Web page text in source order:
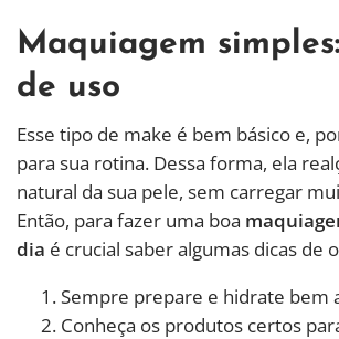
Maquiagem
de uso
Esse tipo de make é bem básico e,
para sua rotina. Dessa forma, ela
natural da sua pele, sem carregar
Então, para fazer uma boa
dia é crucial saber algumas dicas de
Sempre prepare e hidrate bem
Conheça os produtos certos